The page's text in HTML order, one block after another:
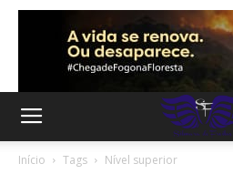
Início Tags Nível superior